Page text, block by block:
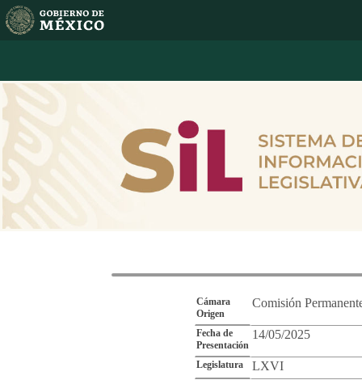
Cámara
Origen
Comisión
Fecha de
Presentación
14/05/2025
Legislatura LXVI